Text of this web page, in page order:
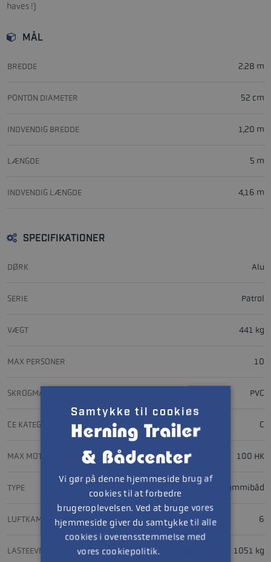
haves !)
MÅL
BREDDE 2.28 m
PONTON DIAMETER 52 cm
INDVENDIG BREDDE 1,20 m
LÆNGDE 5 m
INDVENDIG LÆNGDE 4,16 m
SPECIFIKATIONER
DØRK Alu
SERIE Patrol
VÆGT 441 kg
MAX PERSONER 10
SKROGMATERIALE PVC
CE KATEGORI C
MAX MOTOR 100 HK
TYPE gummibåd
LUFTKAMRE 6
LASTEEVNE 1051 kg
Samtykke til cookies
Vi gør på denne hjemmeside brug af
cookies til at forbedre
brugeroplevelsen. Ved at bruge vores
hjemmeside giver du samtykke til alle
cookies i overensstemmelse med
vores cookiepolitik.